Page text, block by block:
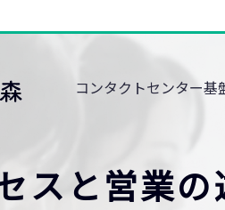
コンタクトセンター基
スと営業